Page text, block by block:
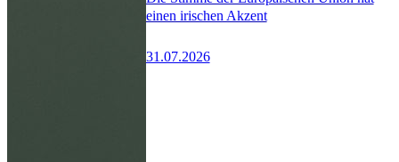
einen irischen Akzent
31.07.2026